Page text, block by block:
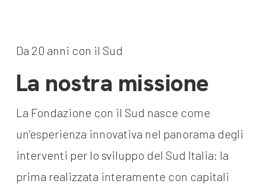
Da 20 anni con il Sud
La nostra missione
La Fondazione con il Sud nasce come
un’esperienza innovativa nel panorama degli
interventi per lo sviluppo del Sud Italia: la
prima realizzata interamente con capitali
Bilancio di
News e
appuntamenti
News
Appuntamenti
pubblicazioni
Videomagazine
e blog progetti